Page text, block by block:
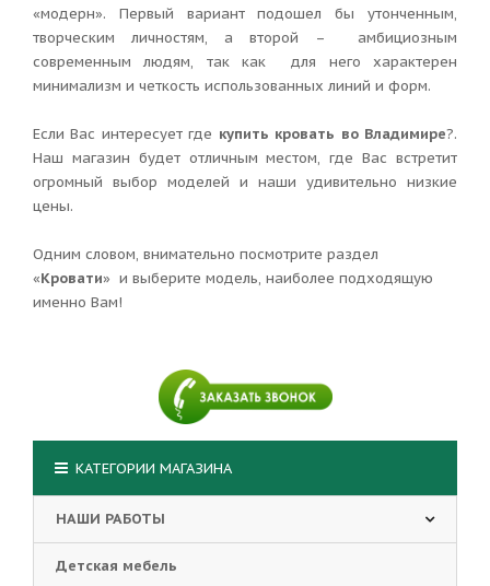
«модерн». Первый вариант подошел бы утонченным,
творческим личностям, а второй – амбициозным
современным людям, так как для него характерен
минимализм и четкость использованных линий и форм.
Если Вас интересует где купить кровать во Владимире?.
Наш магазин будет отличным местом, где Вас встретит
огромный выбор моделей и наши удивительно низкие
цены.
Одним словом, внимательно посмотрите раздел
«Кровати» и выберите модель, наиболее подходящую
именно Вам!
КАТЕГОРИИ МАГАЗИНА
НАШИ РАБОТЫ
Детская мебель